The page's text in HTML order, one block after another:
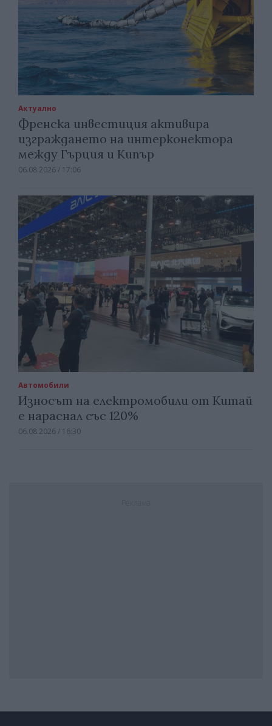
Актуално
Френска инвестиция активира
изграждането на интерконектора
между Гърция и Кипър
06.08.2026 / 17:06
Автомобили
Износът на електромобили от Китай
е нараснал със 120%
06.08.2026 / 16:30